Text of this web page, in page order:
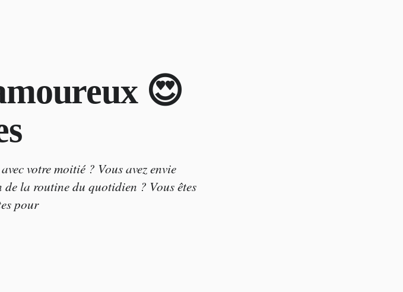
😍
votre moitié ? Vous avez envie
la routine du quotidien ? Vous êtes
pour